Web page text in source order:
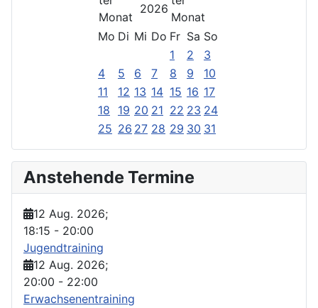
2026
Mo Di Mi Do Fr Sa So
1
2
3
4
5 6 7 8 9
10
11
12 13 14 15 16 17
18
19 20 21 22 23 24
25 26 27 28 29 30 31
Anstehende Termine
12 Aug. 2026;
18:15 - 20:00
Jugendtraining
12 Aug. 2026;
20:00 - 22:00
Erwachsenentraining